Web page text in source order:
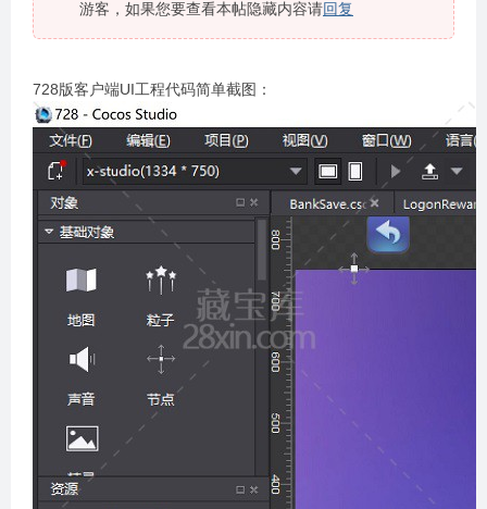
游客，如果您要查看本帖隐藏内容请回复
728版客户端UI工程代码简单截图：